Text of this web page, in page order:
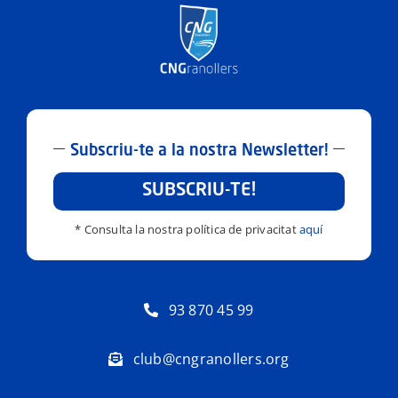
Subscriu-te a la nostra Newsletter!
SUBSCRIU-TE!
* Consulta la nostra política de privacitataquí
93 870 45 99
club@cngranollers.org